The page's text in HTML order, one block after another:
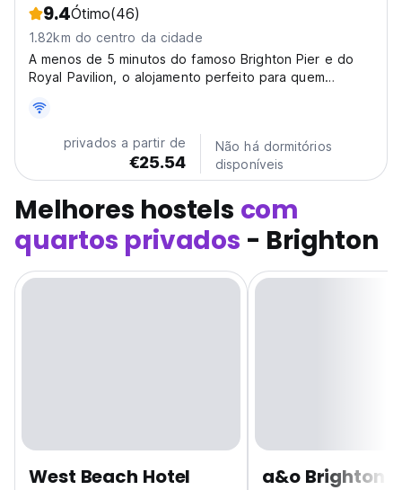
9.4Ótimo(46)
1.82km do centro da cidade
A menos de 5 minutos do famoso Brighton Pier e do
Royal Pavilion, o alojamento perfeito para quem
de Brighton.
privados a partir de
€25.54
Não há dormitórios
disponíveis
Melhores hostels com
quartos privados - Brighton
West Beach Hotel
a&o Brighton